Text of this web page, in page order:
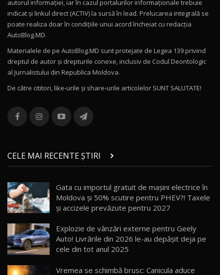
16:27
11
Noul Volvo ES90 / Test Drive AutoBlog.MD
12
Noul MG HS / Test Drive AutoBlog.MD
16:48
13
combină aventura cu luxul / AutoBlog.MD
36:08
chinez care face lumea să se întoarcă după el
/ AutoBlog.MD
17:27
15 14:37
16
AutoBlogMD
13:10
17
autorul informației, iar în cazul portalurilor informaționale trebuie
indicat și linkul direct (ACTIV) la sursă în lead. Prelucarea integrală se
poate realiza doar în condițiile unui acord încheiat cu redacţia
AutoBlog.MD.
Materialele de pe AutoBlog.MD sunt protejate de Legea 139 privind
dreptul de autor și drepturile conexe, inclusiv de Codul Deontologic
al Jurnalistului din Republica Moldova.
De către cititori, like-urile şi share-urile articolelor SUNT SALUTATE!
CELE MAI RECENTE ȘTIRI
Gata cu importul gratuit de mașini electrice în
Moldova și 50% scutire pentru PHEV?! Taxele
și accizele prevăzute pentru 2027
Explozie de vânzări externe pentru Geely
Auto! Livrările din 2026 le-au depășit deja pe
cele din tot anul 2025
Vremea se schimbă brusc: Canicula aduce